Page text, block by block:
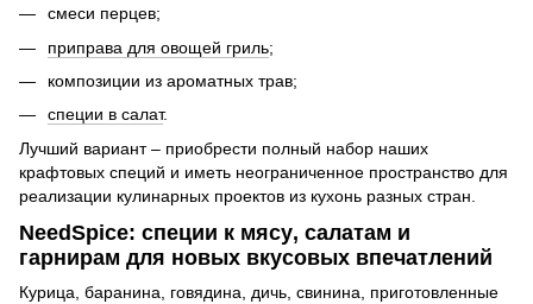
смеси перцев;
приправа для овощей гриль;
композиции из ароматных трав;
специи в салат.
Лучший вариант – приобрести полный набор наших
крафтовых специй и иметь неограниченное пространство для
реализации кулинарных проектов из кухонь разных стран.
NeedSpice: специи к мясу, салатам и
гарнирам для новых вкусовых впечатлений
Курица, баранина, говядина, дичь, свинина, приготовленные